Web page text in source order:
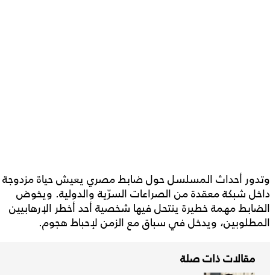
وتدور أحداث المسلسل حول ضابط مصري يعيش حياة مزدوجة
داخل شبكة معقدة من الصراعات السرّية والدولية. ويخوض
الضابط مهمة خطيرة ينتحل فيها شخصية أحد أخطر الإرهابيين
المطلوبين، ويدخل في سباق مع الزمن لإحباط هجوم.
مقالات ذات صلة